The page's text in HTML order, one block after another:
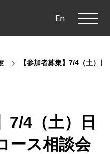
En
【参加者募集】7/4（土）
7/4（土）日
ース相談会